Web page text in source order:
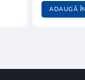
ADAUGĂ